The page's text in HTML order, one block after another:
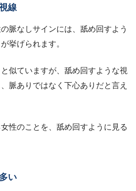
線
脈なしサインには、舐め回すよう
挙げられます。
似ていますが、舐め回すような視
脈ありではなく下心ありだと言え
性のことを、舐め回すように見る
い